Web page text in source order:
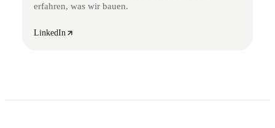
erfahren, was wir bauen.
LinkedIn